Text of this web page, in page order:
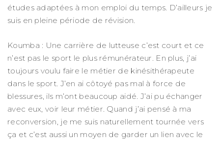
études adaptées à mon emploi du temps. D’ailleurs je
suis en pleine période de révision.
Koumba : Une carrière de lutteuse c’est court et ce
n’est pas le sport le plus rémunérateur. En plus, j’ai
toujours voulu faire le métier de kinésithérapeute
dans le sport. J’en ai côtoyé pas mal à force de
blessures, ils m’ont beaucoup aidé. J’ai pu échanger
avec eux, voir leur métier. Quand j’ai pensé à ma
reconversion, je me suis naturellement tournée vers
ça et c’est aussi un moyen de garder un lien avec le